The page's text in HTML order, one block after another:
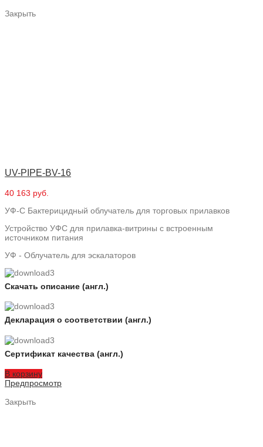
Закрыть
UV-PIPE-BV-16
40 163 руб.
УФ-С Бактерицидный облучатель для торговых прилавков
Устройство УФС для прилавка-витрины с встроенным
источником питания
УФ - Облучатель для эскалаторов
Скачать описание (англ.)
Декларация о соответствии (англ.)
Сертификат качества (англ.)
В корзину
Предпросмотр
Закрыть